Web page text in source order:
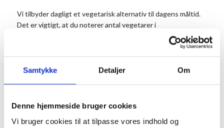
Samtykke Detaljer Om
Denne hjemmeside bruger cookies
Vi bruger cookies til at tilpasse vores indhold og
Vi tilbyder dagligt et vegetarisk alternativ til dagens måltid.
Det er vigtigt, at du noterer antal vegetarer i
Prisen er 175 kr. for middagen pr. person og 50 kr. for
dessert. Dessert og kaffe kan købes efter maden. Børn til og
med 3 år betaler ikke.
Ankom gerne ca. 20 minutter før, så du kan få noget at drikke
og finde en plads ved langbordet, inden maden serveres.